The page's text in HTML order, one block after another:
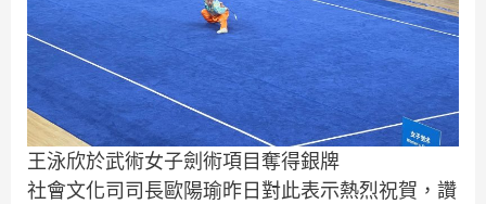
王泳欣於武術女子劍術項目奪得銀牌
社會文化司司長歐陽瑜昨日對此表示熱烈祝賀，讚